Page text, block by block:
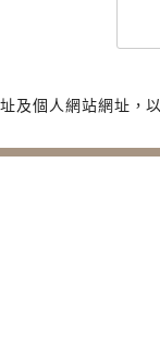
及個人網站網址，